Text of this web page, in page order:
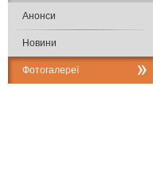
Анонси
Новини
Фотогалереї